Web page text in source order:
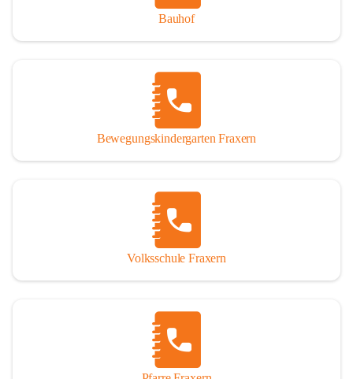
Bauhof
Bewegungskindergarten Fraxern
Volksschule Fraxern